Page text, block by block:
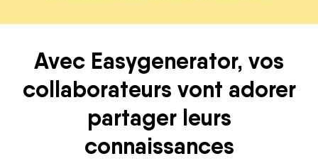
Avec Easygenerator, vos
collaborateurs vont adorer
partager leurs
connaissances